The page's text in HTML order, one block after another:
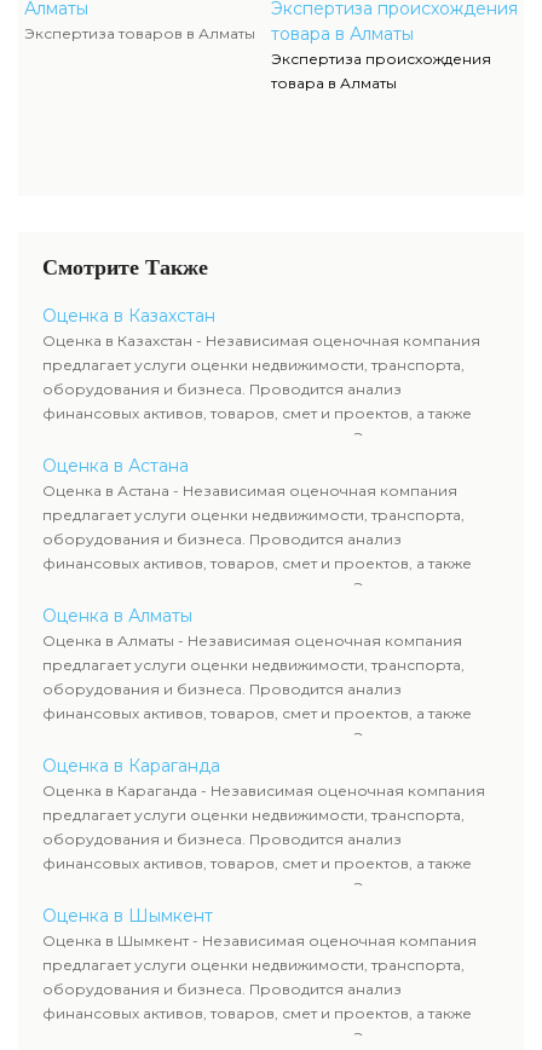
Алматы
Экспертиза товаров в Алматы
Экспертиза происхождения
товара в Алматы
Экспертиза происхождения
товара в Алматы
Смотрите Также
Оценка в Казахстан
Оценка в Казахстан - Независимая оценочная компания
предлагает услуги оценки недвижимости, транспорта,
оборудования и бизнеса. Проводится анализ
финансовых активов, товаров, смет и проектов, а также
оценка животных и недропользования. Эксперты
определяют рыночную стоимость имущества и
рассчитывают ущерб. Все отчеты соответствуют
требованиям законодательства и используются для
сделок, кредитования и судебных процессов.
Оценка в Астана
Оценка в Астана - Независимая оценочная компания
предлагает услуги оценки недвижимости, транспорта,
оборудования и бизнеса. Проводится анализ
финансовых активов, товаров, смет и проектов, а также
оценка животных и недропользования. Эксперты
определяют рыночную стоимость имущества и
рассчитывают ущерб. Все отчеты соответствуют
требованиям законодательства и используются для
сделок, кредитования и судебных процессов.
Оценка в Алматы
Оценка в Алматы - Независимая оценочная компания
предлагает услуги оценки недвижимости, транспорта,
оборудования и бизнеса. Проводится анализ
финансовых активов, товаров, смет и проектов, а также
оценка животных и недропользования. Эксперты
определяют рыночную стоимость имущества и
рассчитывают ущерб. Все отчеты соответствуют
требованиям законодательства и используются для
сделок, кредитования и судебных процессов.
Оценка в Караганда
Оценка в Караганда - Независимая оценочная компания
предлагает услуги оценки недвижимости, транспорта,
оборудования и бизнеса. Проводится анализ
финансовых активов, товаров, смет и проектов, а также
оценка животных и недропользования. Эксперты
определяют рыночную стоимость имущества и
рассчитывают ущерб. Все отчеты соответствуют
требованиям законодательства и используются для
сделок, кредитования и судебных процессов.
Оценка в Шымкент
Оценка в Шымкент - Независимая оценочная компания
предлагает услуги оценки недвижимости, транспорта,
оборудования и бизнеса. Проводится анализ
финансовых активов, товаров, смет и проектов, а также
оценка животных и недропользования. Эксперты